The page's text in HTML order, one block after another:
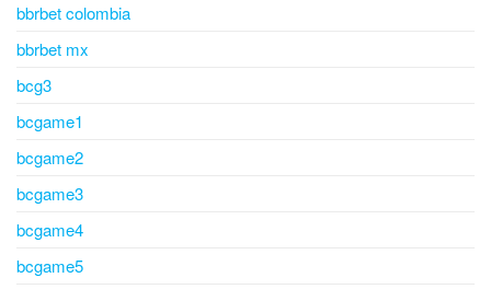
bbrbet colombia
bbrbet mx
bcg3
bcgame1
bcgame2
bcgame3
bcgame4
bcgame5